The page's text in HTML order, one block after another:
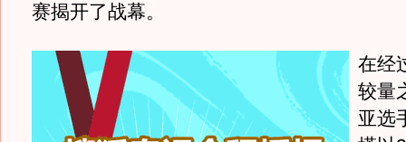
赛揭开了战幕。
在经
较量
亚选